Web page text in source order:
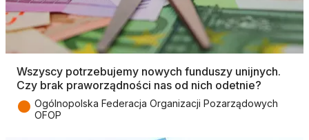
Wszyscy potrzebujemy nowych funduszy unijnych.
Czy brak praworządności nas od nich odetnie?
● Ogólnopolska Federacja Organizacji Pozarządowych
OFOP